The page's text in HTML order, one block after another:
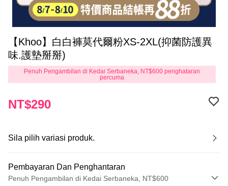
【Khoo】白白褲莫代爾粉XS-2XL(抑菌防護異
味.護墊掰掰)
Penuh Pengambilan di Kedai Serbaneka, NT$600 penghataran
percuma
NT$290
Sila pilih variasi produk.
Pembayaran Dan Penghantaran
Penuh Pengambilan di Kedai Serbaneka, NT$600